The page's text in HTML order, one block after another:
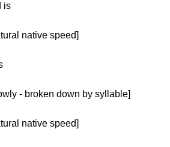
is
native speed]
- broken down by syllable]
native speed]